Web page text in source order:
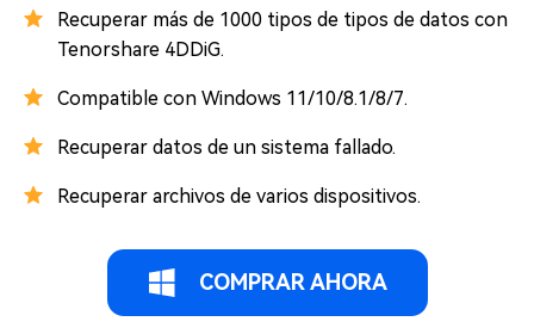
Recuperar más de 1000 tipos de tipos de datos con
Tenorshare 4DDiG.
Compatible con Windows 11/10/8.1/8/7.
Recuperar datos de un sistema fallado.
Recuperar archivos de varios dispositivos.
COMPRAR AHORA